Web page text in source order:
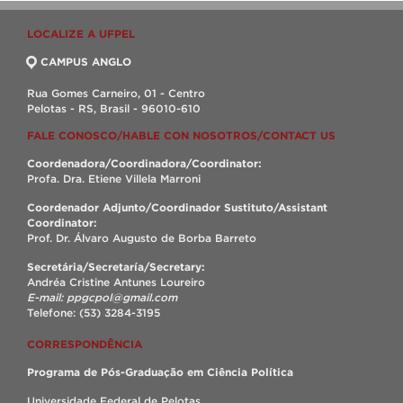
LOCALIZE A UFPEL
CAMPUS ANGLO
Rua Gomes Carneiro, 01 - Centro
Pelotas - RS, Brasil - 96010-610
FALE CONOSCO/HABLE CON NOSOTROS/CONTACT US
Coordenadora/Coordinadora/Coordinator:
Profa. Dra. Etiene Villela Marroni
Coordenador Adjunto/Coordinador Sustituto/Assistant
Coordinator:
Prof. Dr. Álvaro Augusto de Borba Barreto
Secretária/Secretaría/Secretary:
Andréa Cristine Antunes Loureiro
E-mail: ppgcpol@gmail.com
Telefone: (53) 3284-3195
CORRESPONDÊNCIA
Programa de Pós-Graduação em Ciência Política